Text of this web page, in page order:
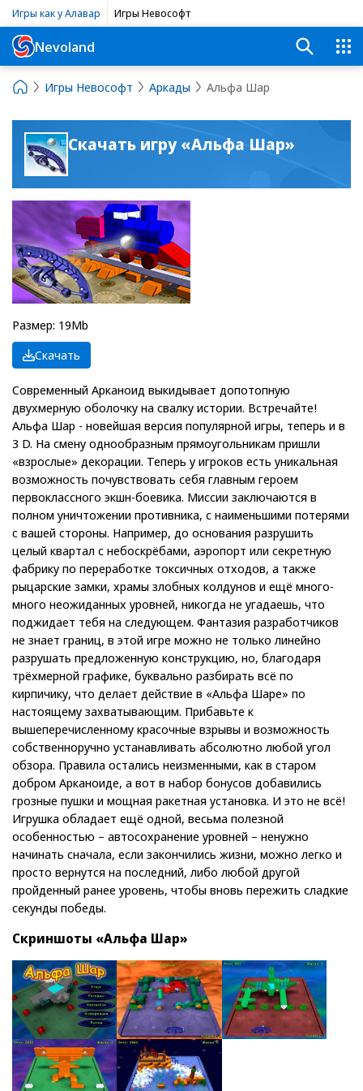
Игры как у Алавар Игры Невософт
Nevoland
Игры Невософт Аркады Альфа Шар
Скачать игру «Альфа Шар»
Размер: 19Mb
Скачать
Современный Арканоид выкидывает допотопную
двухмерную оболочку на свалку истории. Встречайте!
Альфа Шар - новейшая версия популярной игры, теперь и в
3 D. На смену однообразным прямоугольникам пришли
«взрослые» декорации. Теперь у игроков есть уникальная
возможность почувствовать себя главным героем
первоклассного экшн-боевика. Миссии заключаются в
полном уничтожении противника, с наименьшими потерями
с вашей стороны. Например, до основания разрушить
целый квартал с небоскрёбами, аэропорт или секретную
фабрику по переработке токсичных отходов, а также
рыцарские замки, храмы злобных колдунов и ещё много-
много неожиданных уровней, никогда не угадаешь, что
поджидает тебя на следующем. Фантазия разработчиков
не знает границ, в этой игре можно не только линейно
разрушать предложенную конструкцию, но, благодаря
трёхмерной графике, буквально разбирать всё по
кирпичику, что делает действие в «Альфа Шаре» по
настоящему захватывающим. Прибавьте к
вышеперечисленному красочные взрывы и возможность
собственноручно устанавливать абсолютно любой угол
обзора. Правила остались неизменными, как в старом
добром Арканоиде, а вот в набор бонусов добавились
грозные пушки и мощная ракетная установка. И это не всё!
Игрушка обладает ещё одной, весьма полезной
особенностью – автосохранение уровней – ненужно
начинать сначала, если закончились жизни, можно легко и
просто вернутся на последний, либо любой другой
пройденный ранее уровень, чтобы вновь пережить сладкие
секунды победы.
Скриншоты «Альфа Шар»